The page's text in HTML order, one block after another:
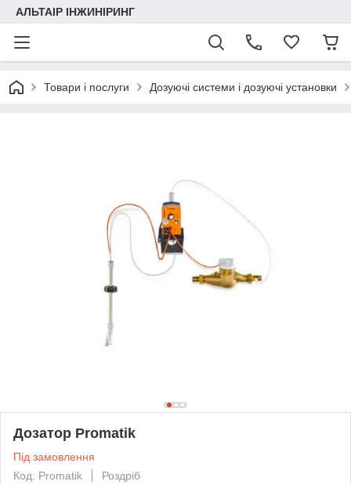
АЛЬТАІР ІНЖИНІРИНГ
Товари і послуги Дозуючі системи і дозуючі установки
Дозатор Promatik
Під замовлення
Код: Promatik
Роздріб